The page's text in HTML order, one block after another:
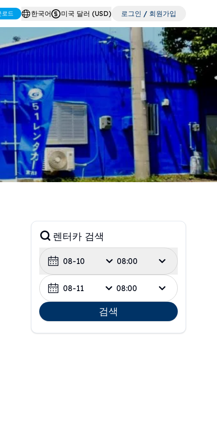
로드 한국어 미국 달러 (USD) 로그인 / 회원가입
렌터카 검색
08-10 08:00
08-11 08:00
검색